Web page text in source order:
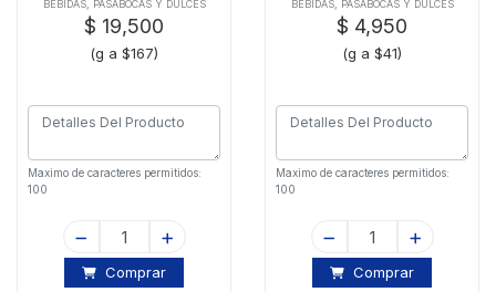
Gr
BEBIDAS, PASABOCAS Y DULCES
$ 19,500
(g a $167)
Maximo de caracteres permitidos:
100
Comprar
Caramel-queso
BEBIDAS, PASABOCAS Y DULCES
$ 4,950
(g a $41)
Maximo de caracteres permitidos:
100
Comprar